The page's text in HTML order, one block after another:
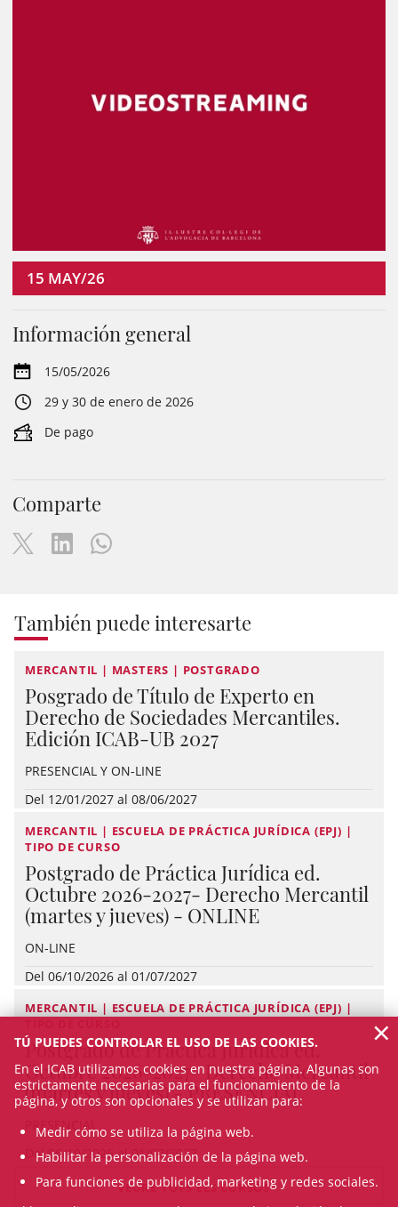
15 MAY/26
Información general
15/05/2026
29 y 30 de enero de 2026
De pago
Comparte
También puede interesarte
MERCANTIL | MASTERS | POSTGRADO
Posgrado de Título de Experto en
Derecho de Sociedades Mercantiles.
Edición ICAB-UB 2027
PRESENCIAL Y ON-LINE
Del 12/01/2027 al 08/06/2027
MERCANTIL | ESCUELA DE PRÁCTICA JURÍDICA (EPJ) |
TIPO DE CURSO
Postgrado de Práctica Jurídica ed.
Octubre 2026-2027- Derecho Mercantil
(martes y jueves) - ONLINE
ON-LINE
Del 06/10/2026 al 01/07/2027
MERCANTIL | ESCUELA DE PRÁCTICA JURÍDICA (EPJ) |
Postgrado de Práctica Jurídica ed.
Octubre 2026-2027- Derecho Mercantil
(martes y jueves) - PRESENCIAL
PRESENCIAL
Del 06/10/2026 al 01/07/2027
VEURE TOTS ELS CURSOS
TÚ PUEDES CONTROLAR EL USO DE LAS COOKIES.
En el ICAB utilizamos cookies en nuestra página. Algunas son
estrictamente necesarias para el funcionamiento de la
página, y otros son opcionales y se utilizan para:
Medir cómo se utiliza la página web.
Habilitar la personalización de la página web.
Para funciones de publicidad, marketing y redes sociales.
×